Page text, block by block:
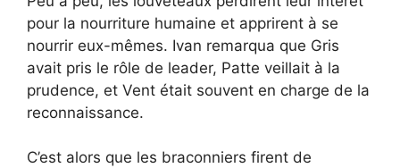
pour la nourriture humaine et apprirent à se
nourrir eux-mêmes. Ivan remarqua que Gris
avait pris le rôle de leader, Patte veillait à la
prudence, et Vent était souvent en charge de la
reconnaissance.
C’est alors que les braconniers firent de